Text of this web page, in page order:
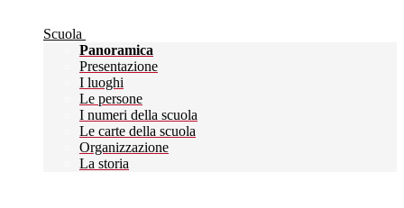
Scuola
Panoramica
Presentazione
I luoghi
Le persone
I numeri della scuola
Le carte della scuola
Organizzazione
La storia